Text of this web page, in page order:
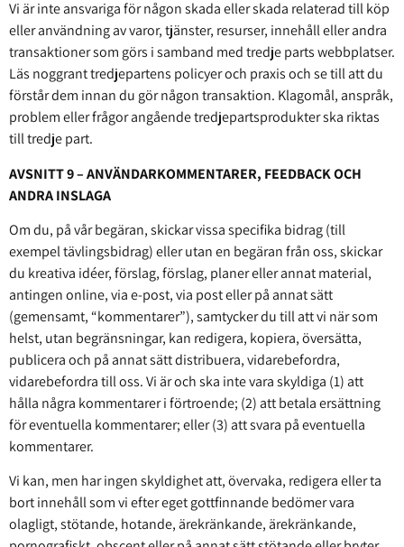
Vi är inte ansvariga för någon skada eller skada relaterad till köp
eller användning av varor, tjänster, resurser, innehåll eller andra
transaktioner som görs i samband med tredje parts webbplatser.
Läs noggrant tredjepartens policyer och praxis och se till att du
förstår dem innan du gör någon transaktion. Klagomål, anspråk,
problem eller frågor angående tredjepartsprodukter ska riktas
till tredje part.
AVSNITT 9 – ANVÄNDARKOMMENTARER, FEEDBACK OCH
ANDRA INSLAGA
Om du, på vår begäran, skickar vissa specifika bidrag (till
exempel tävlingsbidrag) eller utan en begäran från oss, skickar
du kreativa idéer, förslag, förslag, planer eller annat material,
antingen online, via e-post, via post eller på annat sätt
(gemensamt, “kommentarer”), samtycker du till att vi när som
helst, utan begränsningar, kan redigera, kopiera, översätta,
publicera och på annat sätt distribuera, vidarebefordra,
vidarebefordra till oss. Vi är och ska inte vara skyldiga (1) att
hålla några kommentarer i förtroende; (2) att betala ersättning
för eventuella kommentarer; eller (3) att svara på eventuella
kommentarer.
Vi kan, men har ingen skyldighet att, övervaka, redigera eller ta
bort innehåll som vi efter eget gottfinnande bedömer vara
olagligt, stötande, hotande, ärekränkande, ärekränkande,